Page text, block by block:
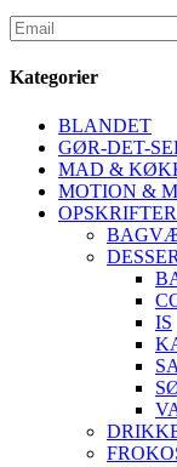
Kategorier
BLANDET
GØR-DET-
MAD &
MOTION &
OPSKRIFTER
IS